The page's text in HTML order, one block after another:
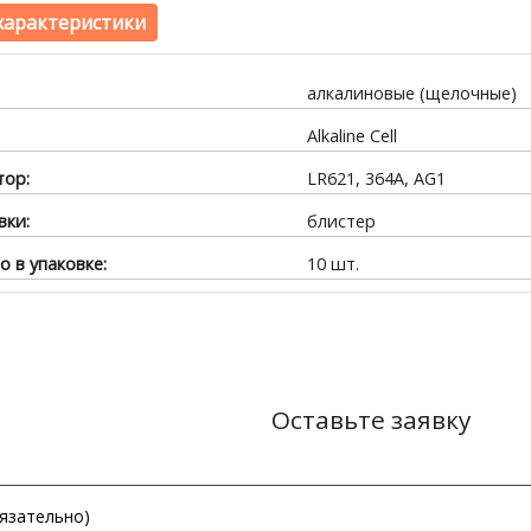
алкалиновые (щелочные)
Alkaline Cell
LR621, 364A, AG1
блистер
в упаковке:
10 шт.
Оставьте заявку